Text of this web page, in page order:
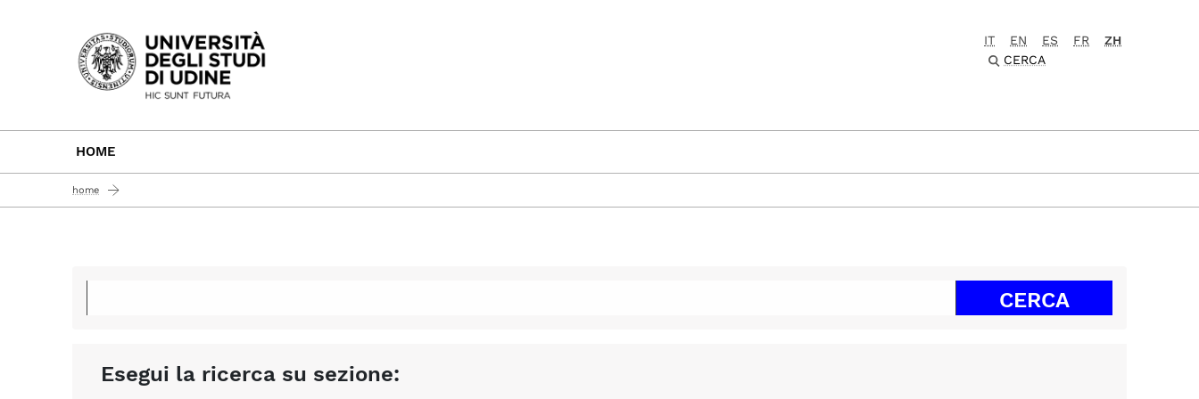
Passa al contenuto principale
IT EN ES FR
ZH
CERCA
HOME
home
Esegui la ricerca su sezione: